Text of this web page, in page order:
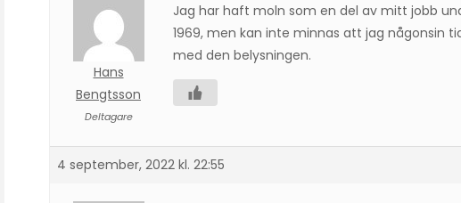
Hans
Bengtsson
Deltagare
Jag har haft moln som en del av mitt jobb
1969, men kan inte minnas att jag någonsin
med den belysningen.
4 september, 2022 kl. 22:55